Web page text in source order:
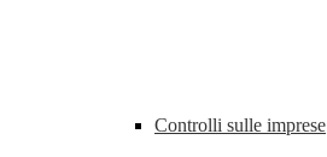
Controlli sulle imprese